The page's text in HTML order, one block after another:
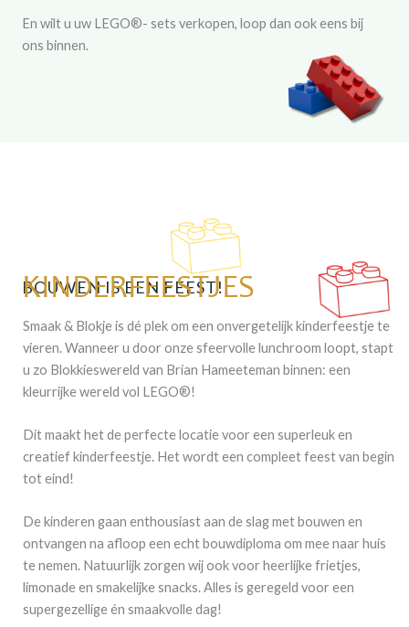
En wilt u uw LEGO®- sets verkopen, loop dan ook eens bij
ons binnen.
BOUWEN IS EEN FEEST!
KINDERFEESTJES
Smaak & Blokje is dé plek om een onvergetelijk kinderfeestje te
vieren. Wanneer u door onze sfeervolle lunchroom loopt, stapt
u zo Blokkieswereld van Brian Hameeteman binnen: een
kleurrijke wereld vol LEGO®!
Dit maakt het de perfecte locatie voor een superleuk en
creatief kinderfeestje. Het wordt een compleet feest van begin
tot eind!
De kinderen gaan enthousiast aan de slag met bouwen en
ontvangen na afloop een echt bouwdiploma om mee naar huis
te nemen. Natuurlijk zorgen wij ook voor heerlijke frietjes,
limonade en smakelijke snacks. Alles is geregeld voor een
supergezellige én smaakvolle dag!